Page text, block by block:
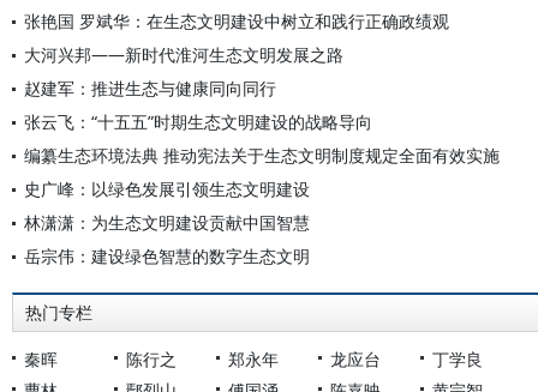
张艳国 罗斌华：在生态文明建设中树立和践行正确政绩观
大河兴邦——新时代淮河生态文明发展之路
赵建军：推进生态与健康同向同行
张云飞：“十五五”时期生态文明建设的战略导向
编纂生态环境法典 推动宪法关于生态文明制度规定全面有效实施
史广峰：以绿色发展引领生态文明建设
林潇潇：为生态文明建设贡献中国智慧
岳宗伟：建设绿色智慧的数字生态文明
热门专栏
秦晖 陈行之 郑永年 龙应台
丁学良